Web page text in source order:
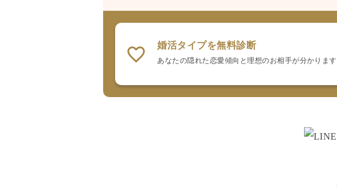
婚活タイプを無料診断
あなたの隠れた恋愛傾向と理想のお相手が分かります